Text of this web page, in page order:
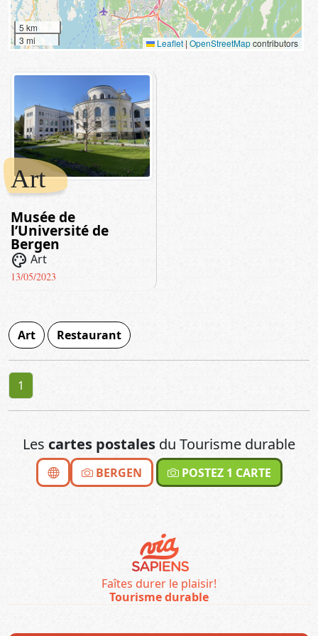
5 km
3 mi
Leaflet | OpenStreetMapcontributors
Art
Musée de
l’Université de
Bergen
palette Art
13/05/2023
Art Restaurant
1
Les cartes postales du Tourisme durable
BERGEN POSTEZ 1 CARTE
Faîtes durer le plaisir!
Tourisme durable